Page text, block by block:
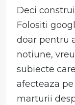
Deci
Folositi
doar pentru
notiune,
subiecte
afecteaza
marturii